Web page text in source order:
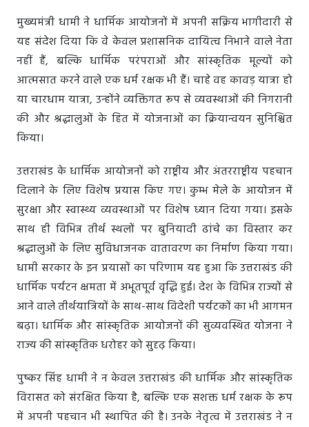
मुख्यमंत्री धामी ने धार्मिक आयोजनों में अपनी सक्रिय भागीदारी से
यह संदेश दिया कि वे केवल प्रशासनिक दायित्व निभाने वाले नेता
नहीं हैं, बल्कि धार्मिक परंपराओं और सांस्कृतिक मूल्यों को
आत्मसात करने वाले एक धर्म रक्षक भी हैं। चाहे वह कावड़ यात्रा हो
या चारधाम यात्रा, उन्होंने व्यक्तिगत रूप से व्यवस्थाओं की निगरानी
की और श्रद्धालुओं के हित में योजनाओं का क्रियान्वयन सुनिश्चित
किया।
उत्तराखंड के धार्मिक आयोजनों को राष्ट्रीय और अंतरराष्ट्रीय पहचान
दिलाने के लिए विशेष प्रयास किए गए। कुम्भ मेले के आयोजन में
सुरक्षा और स्वास्थ्य व्यवस्थाओं पर विशेष ध्यान दिया गया। इसके
साथ ही विभिन्न तीर्थ स्थलों पर बुनियादी ढांचे का विस्तार कर
श्रद्धालुओं के लिए सुविधाजनक वातावरण का निर्माण किया गया।
धामी सरकार के इन प्रयासों का परिणाम यह हुआ कि उत्तराखंड की
धार्मिक पर्यटन क्षमता में अभूतपूर्व वृद्धि हुई। देश के विभिन्न राज्यों से
आने वाले तीर्थयात्रियों के साथ-साथ विदेशी पर्यटकों का भी आगमन
बढ़ा। धार्मिक और सांस्कृतिक आयोजनों की सुव्यवस्थित योजना ने
राज्य की सांस्कृतिक धरोहर को सुदृढ़ किया।
पुष्कर सिंह धामी ने न केवल उत्तराखंड की धार्मिक और सांस्कृतिक
विरासत को संरक्षित किया है, बल्कि एक सशक्त धर्म रक्षक के रूप
में अपनी पहचान भी स्थापित की है। उनके नेतृत्व में उत्तराखंड ने न